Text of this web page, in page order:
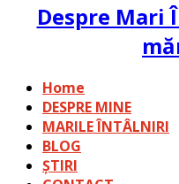
Despre
Home
DESPRE MINE
MARILE ÎNTÂLNIRI
BLOG
ȘTIRI